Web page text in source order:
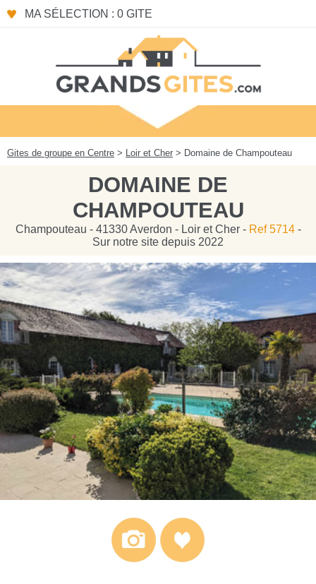
MA SÉLECTION : 0 GITE
Gites de groupe en Centre > Loir et Cher > Domaine de Champouteau
DOMAINE DE
CHAMPOUTEAU
Champouteau - 41330 Averdon - Loir et Cher - Ref 5714-
Sur notre site depuis 2022
Panneau de gestion des cookies